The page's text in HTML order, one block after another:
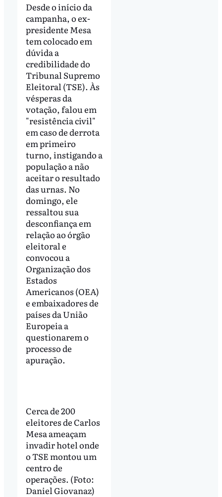
Desde o início da
campanha, o ex-
presidente Mesa
tem colocado em
dúvida a
credibilidade do
Tribunal Supremo
Eleitoral (TSE). Às
vésperas da
votação, falou em
"resistência civil"
em caso de derrota
em primeiro
turno, instigando a
população a não
aceitar o resultado
das urnas. No
domingo, ele
ressaltou sua
desconfiança em
relação ao órgão
eleitoral e
convocou a
Organização dos
Estados
Americanos (OEA)
e embaixadores de
países da União
Europeia a
questionarem o
processo de
apuração.
Cerca de 200
eleitores de Carlos
Mesa ameaçam
invadir hotel onde
o TSE montou um
centro de
operações. (Foto:
Daniel Giovanaz)